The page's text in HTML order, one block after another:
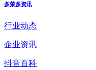
多荣多资讯
行业动态
企业资讯
抖音百科